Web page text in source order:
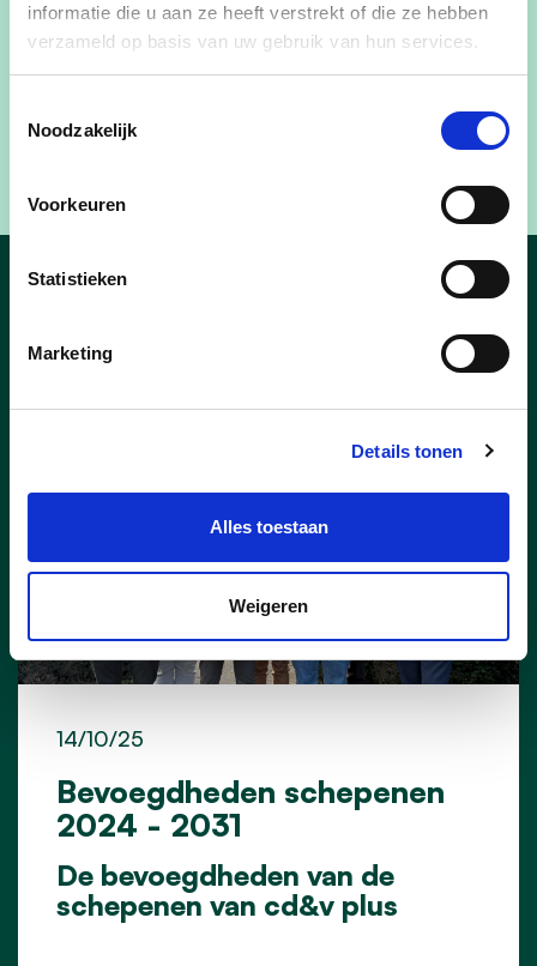
informatie die u aan ze heeft verstrekt of die ze hebben
verzameld op basis van uw gebruik van hun services.
Noodzakelijk
Voorkeuren
Statistieken
Marketing
Details tonen
Alles toestaan
Weigeren
Bevoegdheden schepenen
2024 - 2031
14/10/25
De bevoegdheden van de
schepenen van cd&v plus